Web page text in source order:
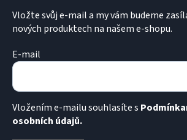
Vložte svůj e-mail a my vám budeme
nových produktech na našem e-shopu.
E-mail
Vložením e-mailu souhlasíte s
osobních údajů.